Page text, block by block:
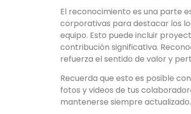
El reconocimiento es una parte
corporativas para destacar los
equipo. Esto puede incluir
contribución significativa.
refuerza el sentido de valor y
Recuerda que esto es posible
fotos y videos de tus
mantenerse siempre actualizado.